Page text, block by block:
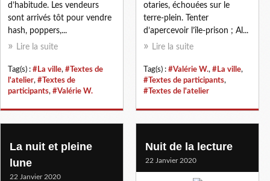
d’habitude. Les vendeurs
sont arrivés tôt pour vendre
hash, poppers,...
Lire la suite
Tag(s) : #La ville, #Textes de
l'atelier, #Textes de
participants, #Valérie W.
otaries, échouées sur le
terre-plein. Tenter
d’apercevoir l’île-prison ; Al...
Lire la suite
Tag(s) : #Valérie W., #La ville,
#Textes de participants,
#Textes de l'atelier
La nuit et pleine
lune
22 Janvier 2020
Nuit de la lecture
22 Janvier 2020